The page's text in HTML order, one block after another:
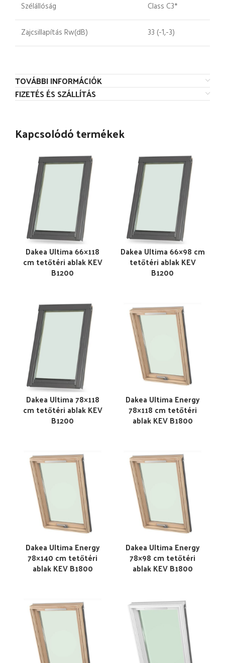
Szélállóság Class C3*
Zajcsillapítás Rw(dB) 33 (-1,-3)
TOVÁBBI INFORMÁCIÓK
FIZETÉS ÉS SZÁLLÍTÁS
Kapcsolódó termékek
Dakea Ultima 66×118
cm tetőtéri ablak KEV
B1200
Dakea Ultima 66×98 cm
tetőtéri ablak KEV
B1200
Dakea Ultima 78×118
cm tetőtéri ablak KEV
B1200
Dakea Ultima Energy
78×118 cm tetőtéri
ablak KEV B1800
Dakea Ultima Energy
78×140 cm tetőtéri
ablak KEV B1800
Dakea Ultima Energy
78×98 cm tetőtéri
ablak KEV B1800